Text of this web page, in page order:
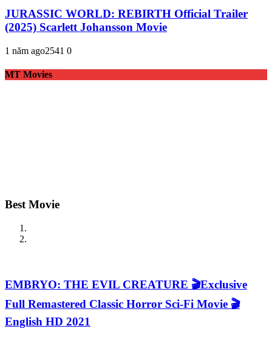
JURASSIC WORLD: REBIRTH Official Trailer
(2025) Scarlett Johansson Movie
1 năm ago2541 0
MT Movies
Best Movie
EMBRYO: THE EVIL CREATURE 🎬Exclusive
Full Remastered Classic Horror Sci-Fi Movie 🎬
English HD 2021